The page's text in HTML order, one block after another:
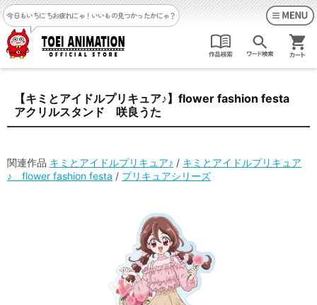
今日もいちにちお疲れにゃ！ いいもの見つかったかにゃ？
【キミとアイドルプリキュア♪】flower fashion festa
アクリルスタンド 咲良うた
関連作品 キミとアイドルプリキュア♪ / キミとアイドルプリキュア
♪ flower fashion festa / プリキュアシリーズ